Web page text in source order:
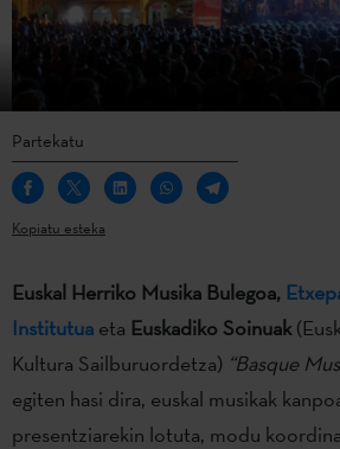
Partekatu
Kopiatu esteka
Euskal Herriko Musika Bulegoa,
Institutua eta Euskadiko Soinuak
Kultura Sailburuordetza) “Basque
egiten hasi dira, euskal musikak
presentziarekin lotuta, modu